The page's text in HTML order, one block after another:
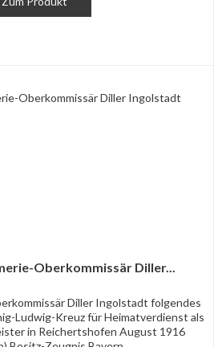
Oberkommissär Diller...
Diller Ingolstadt folgendes
Ludwig-Kreuz für Heimatverdienst als
in Reichertshofen August 1916